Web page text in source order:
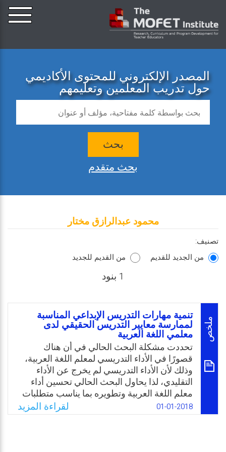
المصدر الإلكتروني للمحتوى الأكاديمي
حول تدريب المعلمين وتعليمهم
بحث
بحث متقدم
محمود عبدالرازق مختار
تصنيف:
من الجديد للقديم
من القديم للجديد
1 بنود
ملخص
تنمية مهارات التدريس الإبداعي المناسبة
لممارسة معايير التدريس الحقيقي لدى
معلمي اللغة العربية
تحددت مشكلة البحث الحالي في أن هناك
قصورًا في الأداء التدريسي لمعلم اللغة العربية،
وذلك لأن الأداء التدريسي لم يخرج عن الأداء
التقليدي، لذا يحاول البحث الحالي تحسين أداء
معلم اللغة العربية وتطويره بما يناسب متطلبات
القرن الحادي والعشرين، وذلك من خلال إعداد
برنامج تدريبي يدور حول مهارات التدريس
01-01-2018 لقراءة المزيد